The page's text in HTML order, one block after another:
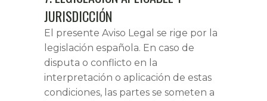
JURISDICCIÓN
El presente Aviso Legal se rige por la
legislación española. En caso de
disputa o conflicto en la
interpretación o aplicación de estas
condiciones, las partes se someten a